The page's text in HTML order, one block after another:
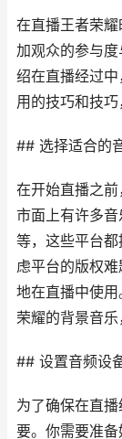
在直播王者荣
加观众的参与
绍在直播经过
用的技巧和技巧
## 选择适合的
在开始直播之前
市面上有许多
等，这些平台
虑平台的版权
地在直播中使
荣耀的背景音乐
## 设置音频设
为了确保在直
要。你需要准